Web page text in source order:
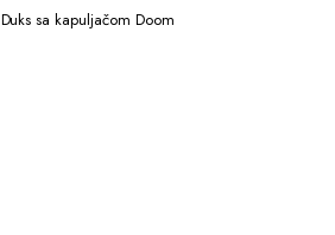
Duks sa kapuljačom Doom